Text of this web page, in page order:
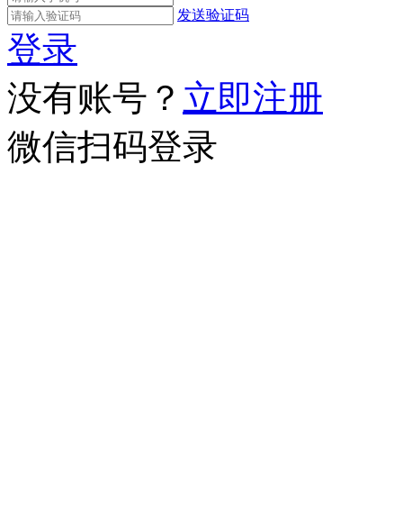
发送验证码
登录
没有账号？ 立即注册
微信扫码登录